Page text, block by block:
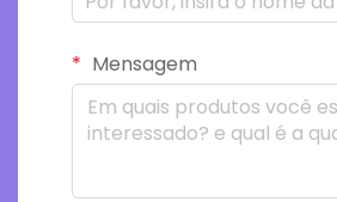
Mensagem